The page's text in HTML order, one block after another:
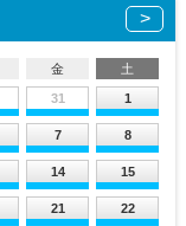
金 土
31 1
7 8
14 15
21 22